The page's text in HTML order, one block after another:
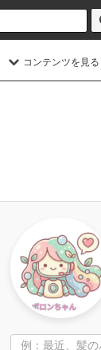
コンテンツを見る